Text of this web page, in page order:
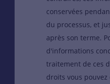
conservées
du processus, et
après son terme.
d'informations
traitement de ces
droits vous